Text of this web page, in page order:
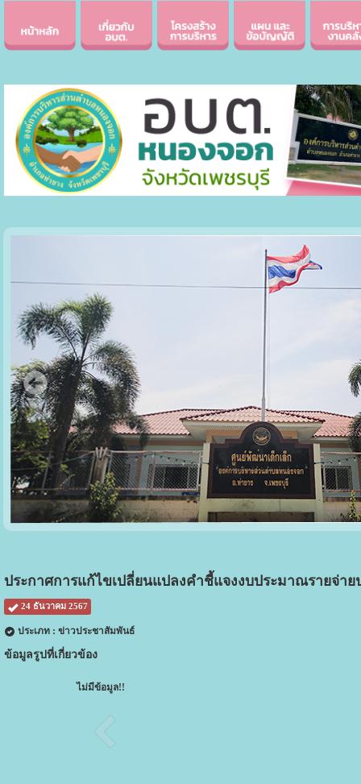
ประกาศการแก้ไขเปลี่ยนแปลงคำชี้แจงงบประมาณรายจ่า
24 ธันวาคม 2567
ประเภท : ข่าวประชาสัมพันธ์
ข้อมูลรูปที่เกี่ยวข้อง
ไม่มีข้อมูล!!